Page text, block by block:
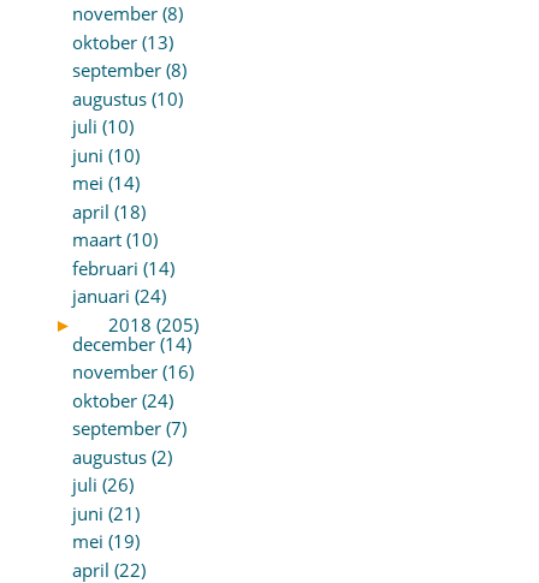
november (8)
oktober (13)
september (8)
augustus (10)
juli (10)
juni (10)
mei (14)
april (18)
maart (10)
februari (14)
januari (24)
►
2018 (205)
december (14)
november (16)
oktober (24)
september (7)
augustus (2)
juli (26)
juni (21)
mei (19)
april (22)